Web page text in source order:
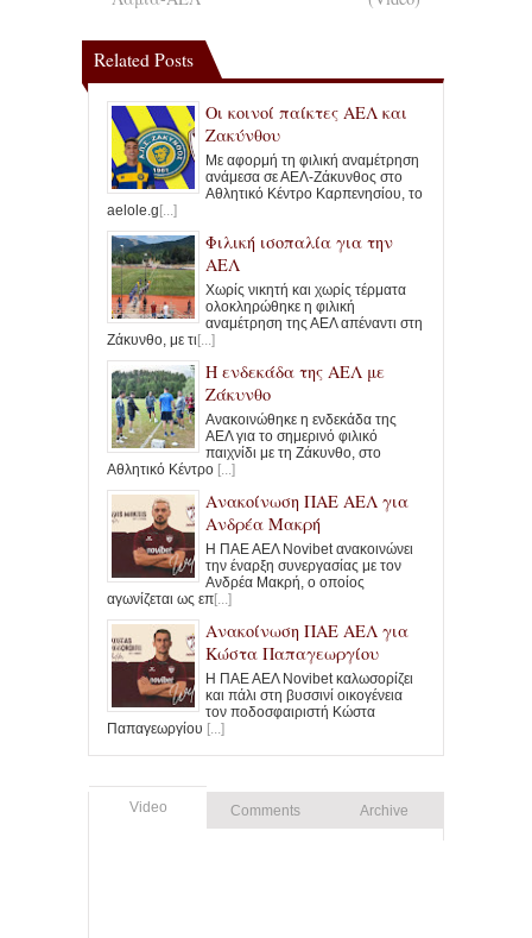
Related Posts
Οι κοινοί παίκτες ΑΕΛ και
Ζακύνθου
Με αφορμή τη φιλική αναμέτρηση
ανάμεσα σε ΑΕΛ-Ζάκυνθος στο
Αθλητικό Κέντρο Καρπενησίου, το
aelole.g[...]
Φιλική ισοπαλία για την
ΑΕΛ
Χωρίς νικητή και χωρίς τέρματα
ολοκληρώθηκε η φιλική
αναμέτρηση της ΑΕΛ απέναντι στη
Ζάκυνθο, με τι[...]
Η ενδεκάδα της ΑΕΛ με
Ζάκυνθο
Ανακοινώθηκε η ενδεκάδα της
ΑΕΛ για το σημερινό φιλικό
παιχνίδι με τη Ζάκυνθο, στο
Αθλητικό Κέντρο [...]
Ανακοίνωση ΠΑΕ ΑΕΛ για
Ανδρέα Μακρή
Η ΠΑΕ ΑΕΛ Novibet ανακοινώνει
την έναρξη συνεργασίας με τον
Ανδρέα Μακρή, ο οποίος
αγωνίζεται ως επ[...]
Ανακοίνωση ΠΑΕ ΑΕΛ για
Κώστα Παπαγεωργίου
Η ΠΑΕ ΑΕΛ Novibet καλωσορίζει
και πάλι στη βυσσινί οικογένεια
τον ποδοσφαιριστή Κώστα
Παπαγεωργίου [...]
Video Comments Archive